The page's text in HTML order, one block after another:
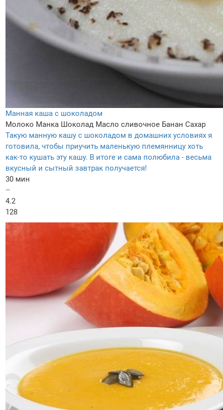
Манная каша с шоколадом
Молоко Манка Шоколад Масло сливочное Банан Сахар
Такую манную кашу с шоколадом в домашних условиях я
готовила, чтобы приучить маленькую племянницу хоть
как-то кушать эту кашу. В итоге и сама полюбила - весьма
вкусный и сытный завтрак получается!
30 мин
–
4.2
128